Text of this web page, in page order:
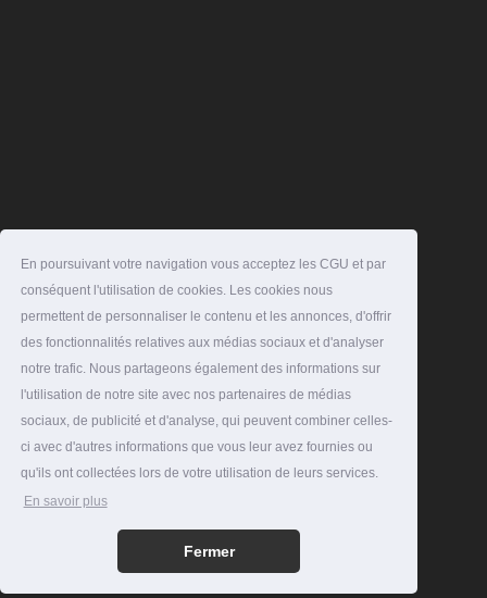
En poursuivant votre navigation vous acceptez les CGU et par
conséquent l'utilisation de cookies. Les cookies nous
permettent de personnaliser le contenu et les annonces, d'offrir
des fonctionnalités relatives aux médias sociaux et d'analyser
notre trafic. Nous partageons également des informations sur
l'utilisation de notre site avec nos partenaires de médias
sociaux, de publicité et d'analyse, qui peuvent combiner celles-
ci avec d'autres informations que vous leur avez fournies ou
qu'ils ont collectées lors de votre utilisation de leurs services.
En savoir plus
Fermer